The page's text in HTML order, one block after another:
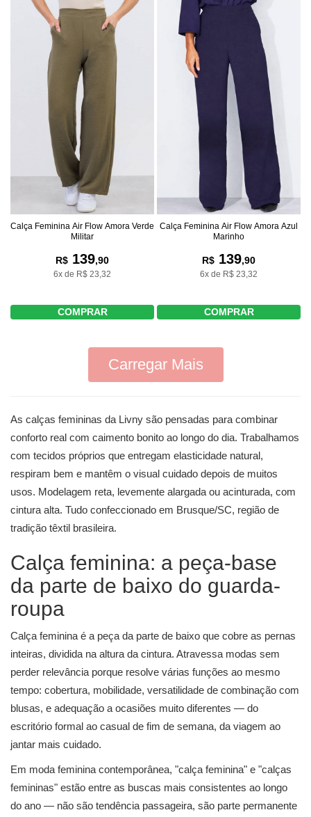
Calça Feminina Air Flow Amora Verde
Militar
R$ 139,90
6x de R$ 23,32
COMPRAR
Calça Feminina Air Flow Amora Azul
Marinho
R$ 139,90
6x de R$ 23,32
COMPRAR
Carregar Mais
As calças femininas da Livny são pensadas para combinar
conforto real com caimento bonito ao longo do dia. Trabalhamos
com tecidos próprios que entregam elasticidade natural,
respiram bem e mantêm o visual cuidado depois de muitos
usos. Modelagem reta, levemente alargada ou acinturada, com
cintura alta. Tudo confeccionado em Brusque/SC, região de
tradição têxtil brasileira.
Calça feminina: a peça-base
da parte de baixo do guarda-
roupa
Calça feminina é a peça da parte de baixo que cobre as pernas
inteiras, dividida na altura da cintura. Atravessa modas sem
perder relevância porque resolve várias funções ao mesmo
tempo: cobertura, mobilidade, versatilidade de combinação com
blusas, e adequação a ocasiões muito diferentes — do
escritório formal ao casual de fim de semana, da viagem ao
jantar mais cuidado.
Em moda feminina contemporânea, "calça feminina" e "calças
femininas" estão entre as buscas mais consistentes ao longo
do ano — não são tendência passageira, são parte permanente